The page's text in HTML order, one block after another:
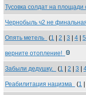
Тусовка солдат на площади
Чернобыль ч2 не
Опять метель (1 2 3 4 5
верните отопление!
Забыли дедушку. (1 2 3
Реабилитация нацизма (1